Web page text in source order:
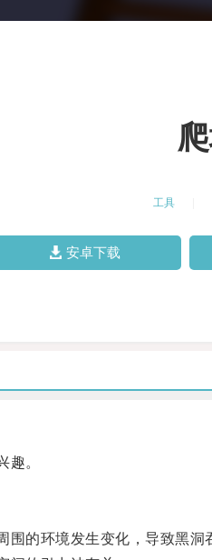
工具
安卓下载
。
的环境发生变化，导致黑洞